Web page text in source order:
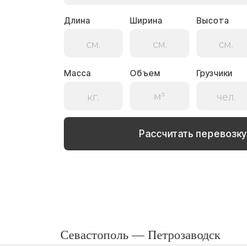
Длина Ширина Высота
Масса Объем Грузчики
Рассчитать перевозку
Севастополь — Петрозаводск